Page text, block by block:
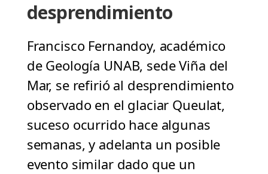
desprendimiento
Francisco Fernandoy, académico
de Geología UNAB, sede Viña del
Mar, se refirió al desprendimiento
observado en el glaciar Queulat,
suceso ocurrido hace algunas
semanas, y adelanta un posible
evento similar dado que un